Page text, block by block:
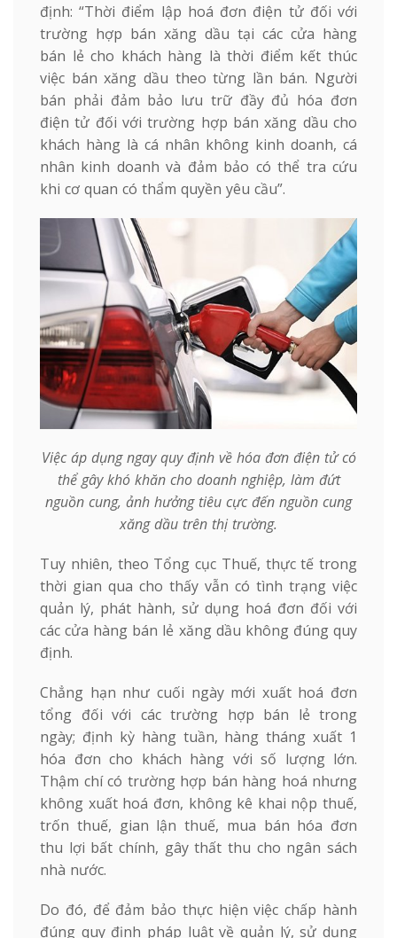
định: “Thời điểm lập hoá đơn điện tử đối với
trường hợp bán xăng dầu tại các cửa hàng
bán lẻ cho khách hàng là thời điểm kết thúc
việc bán xăng dầu theo từng lần bán. Người
bán phải đảm bảo lưu trữ đầy đủ hóa đơn
điện tử đối với trường hợp bán xăng dầu cho
khách hàng là cá nhân không kinh doanh, cá
nhân kinh doanh và đảm bảo có thể tra cứu
khi cơ quan có thẩm quyền yêu cầu”.
Việc áp dụng ngay quy định về hóa đơn điện tử có
thể gây khó khăn cho doanh nghiệp, làm đứt
nguồn cung, ảnh hưởng tiêu cực đến nguồn cung
xăng dầu trên thị trường.
Tuy nhiên, theo Tổng cục Thuế, thực tế trong
thời gian qua cho thấy vẫn có tình trạng việc
quản lý, phát hành, sử dụng hoá đơn đối với
các cửa hàng bán lẻ xăng dầu không đúng quy
định.
Chẳng hạn như cuối ngày mới xuất hoá đơn
tổng đối với các trường hợp bán lẻ trong
ngày; định kỳ hàng tuần, hàng tháng xuất 1
hóa đơn cho khách hàng với số lượng lớn.
Thậm chí có trường hợp bán hàng hoá nhưng
không xuất hoá đơn, không kê khai nộp thuế,
trốn thuế, gian lận thuế, mua bán hóa đơn
thu lợi bất chính, gây thất thu cho ngân sách
nhà nước.
Do đó, để đảm bảo thực hiện việc chấp hành
đúng quy định pháp luật về quản lý, sử dụng